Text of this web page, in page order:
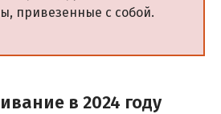
привезенные с собой.
в 2024 году